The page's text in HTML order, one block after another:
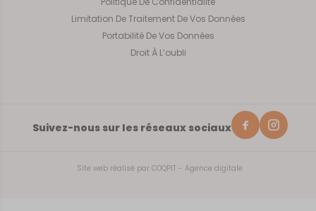
Limitation De Traitement De Vos Données
Portabilité De Vos Données
Droit À L’oubli
Suivez-nous sur les réseaux sociaux
Site web réalisé par COQPIT - Agence digitale